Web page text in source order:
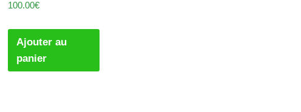
100.00€
Ajouter au
panier